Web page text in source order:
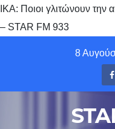
ΙΚΑ: Ποιοι γλιτώνουν την
– STAR FM 933
8